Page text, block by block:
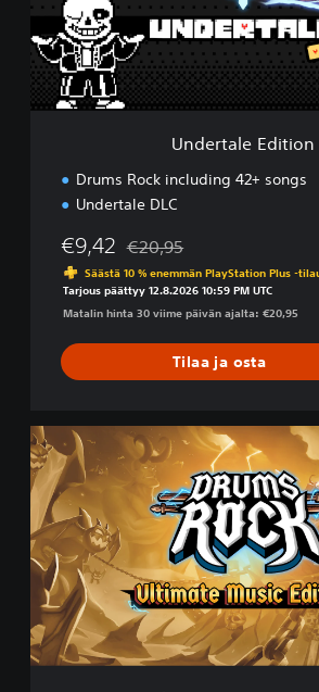
a
e
E
d
i
Undertale Edition
Drums Rock including 42+ songs
Undertale DLC
€9,42 Alennettu alkuperäisestä
€20,95
Säästä 10 % enemmän PlayStation Plus -
Tarjous päättyy 12.8.2026 10:59 PM UTC
Matalin hinta 30 viime päivän ajalta: €20,95
Tilaa ja osta
U
l
t
i
m
a
t
M
u
s
i